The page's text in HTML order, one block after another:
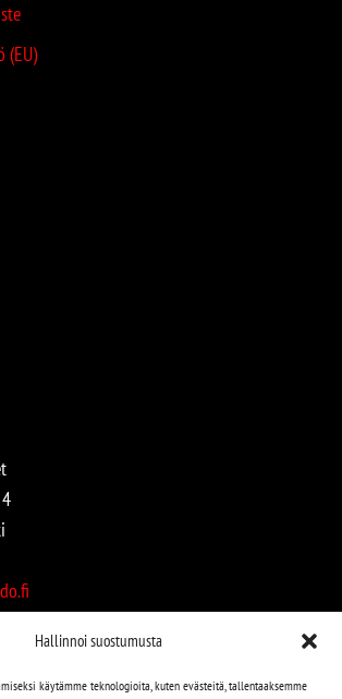
Hallinnoi suostumusta
käytämme teknologioita, kuten evästeitä, tallentaaksemme
(EU)